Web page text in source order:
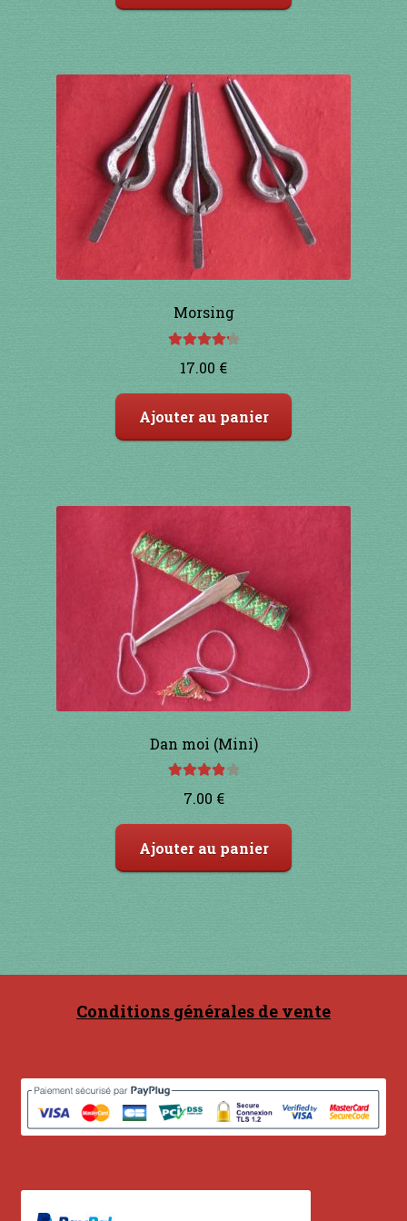
101 à 110€
121 à 130€
131 à 140€
141 à 150€
Morsing
sur 5
17.00 €
Ajouter au panier
Dan moi (Mini)
7.00 €
Ajouter au panier
Conditions générales de vente